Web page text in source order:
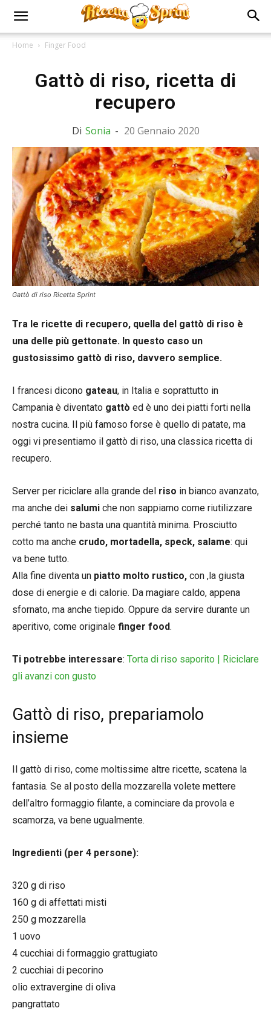
Home Finger Food
Gattò di riso, ricetta di
recupero
Di Sonia - 20 Gennaio 2020
Gattò di riso Ricetta Sprint
Tra le ricette di recupero, quella del gattò di riso è
una delle più gettonate. In questo caso un
gustosissimo gattò di riso, davvero semplice.
I francesi dicono gateau, in Italia e soprattutto in
Campania è diventato gattò ed è uno dei piatti forti nella
nostra cucina. Il più famoso forse è quello di patate, ma
oggi vi presentiamo il gattò di riso, una classica ricetta di
recupero.
Server per riciclare alla grande del riso in bianco avanzato,
ma anche dei salumi che non sappiamo come riutilizzare
perché tanto ne basta una quantità minima. Prosciutto
cotto ma anche crudo, mortadella, speck, salame: qui
va bene tutto.
Alla fine diventa un piatto molto rustico, con ,la giusta
dose di energie e di calorie. Da magiare caldo, appena
sfornato, ma anche tiepido. Oppure da servire durante un
aperitivo, come originale finger food.
Ti potrebbe interessare: Torta di riso saporito | Riciclare
gli avanzi con gusto
Gattò di riso, prepariamolo
insieme
Il gattò di riso, come moltissime altre ricette, scatena la
fantasia. Se al posto della mozzarella volete mettere
dell’altro formaggio filante, a cominciare da provola e
scamorza, va bene ugualmente.
Ingredienti (per 4 persone):
320 g di riso
160 g di affettati misti
250 g mozzarella
1 uovo
4 cucchiai di formaggio grattugiato
2 cucchiai di pecorino
olio extravergine di oliva
pangrattato